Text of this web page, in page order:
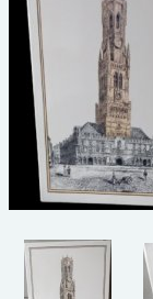
curiosa
schilderijen
porselein/
juwelen/
medailles/
ets/